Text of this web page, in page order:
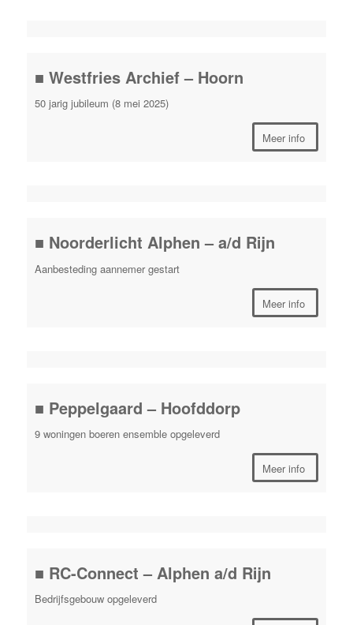
■ Westfries Archief – Hoorn
50 jarig jubileum (8 mei 2025)
Meer info
■ Noorderlicht Alphen – a/d Rijn
Aanbesteding aannemer gestart
Meer info
■ Peppelgaard – Hoofddorp
9 woningen boeren ensemble opgeleverd
Meer info
■ RC-Connect – Alphen a/d Rijn
Bedrijfsgebouw opgeleverd